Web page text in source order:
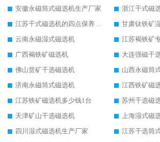
安徽永磁筒式磁选机生产厂家
浙江干式磁
江苏干式磁选机的四点保养秘籍
甘肃钛铁矿
云南永磁湿式磁选机
江苏褐铁矿
广西褐铁矿磁选机
大连强磁干
佛山贫矿干选磁选机
山西永磁筒
济南永磁筒式磁选机
江西铁矿磁
江苏铁矿磁选机多少钱1台
苏州干选磁
天津矿山干选磁选机
上海湿式磁
四川湿式磁选机生产厂家
江苏干选筒